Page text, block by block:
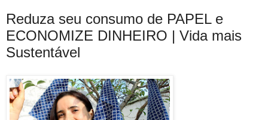
Reduza seu consumo de PAPEL e
ECONOMIZE DINHEIRO | Vida mais
Sustentável